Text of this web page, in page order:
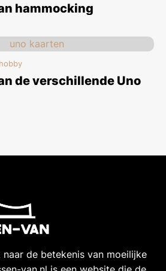
hammocking
de verschillende Uno
de betekenis van moeilijke